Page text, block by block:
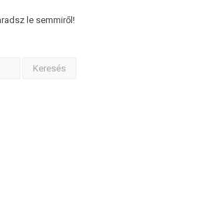
le semmiről!